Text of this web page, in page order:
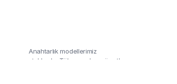
Anahtarlık modellerimiz
stoklarda, Tükenmeden göz at!